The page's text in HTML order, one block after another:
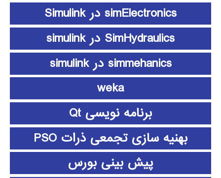
simElectronics در Simulink
SimHydraulics در simulink
simmehanics در simulink
weka
برنامه نویسی Qt
بهنیه سازی تجمعی ذرات PSO
پیش بینی بورس